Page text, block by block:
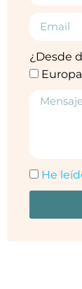
¿Desde
Europa
He